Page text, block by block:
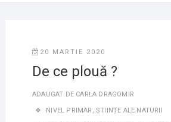
20 MARTIE 2020
De ce plouă ?
ADAUGAT DE CARLA DRAGOMIR
NIVEL PRIMAR , ȘTIINȚE ALE NATURII